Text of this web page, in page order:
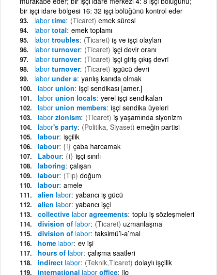
bir işçi idare bölgesi 16: 32 işçi bölüğünü kontrol eder
labor time (Ticaret) emek süresi
labor total emek toplamı
labor troubles (Ticaret) iş ve işçi olayları
labor turnover (Ticaret) işçi devir oranı
labor turnover (Ticaret) işçi giriş çıkış devri
labor turnover (Ticaret) işgücü devri
labor under a yanlış kanıda olmak
labor union işçi sendikası [amer.]
labor union locals yerel işçi sendikaları
labor union members işçi sendika üyeleri
labor zionism (Ticaret) iş yaşamında siyonizm
labor's party (Politika, Siyaset) emeğin partisi
labour işçilik
labour {i} çaba harcamak
Labour {i} işçi sınıfı
laboring çalışan
labour (Tıp) doğum
labour amele
alien labor yabancı iş gücü
alien labor yabancı işçi
collective labor agreements toplu iş sözleşmeleri
division of labor (Ticaret) uzmanlaşma
division of labor taksimü’l-a’mal
home labor ev işi
hours of labor çalışma saatleri
indirect labor (Teknik,Ticaret) dolaylı işçilik
international labor office ilo